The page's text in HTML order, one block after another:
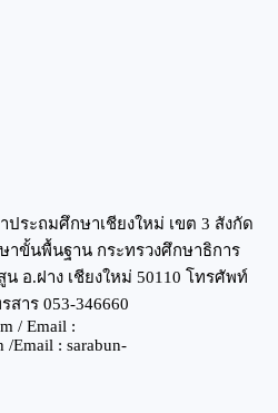
ระถมศึกษาเชียงใหม่ เขต 3 สังกัด
ขั้นพื้นฐาน กระทรวงศึกษาธิการ
อ.ฝาง เชียงใหม่ 50110 โทรศัพท์
สาร 053-346660
/ Email :
/Email : sarabun-